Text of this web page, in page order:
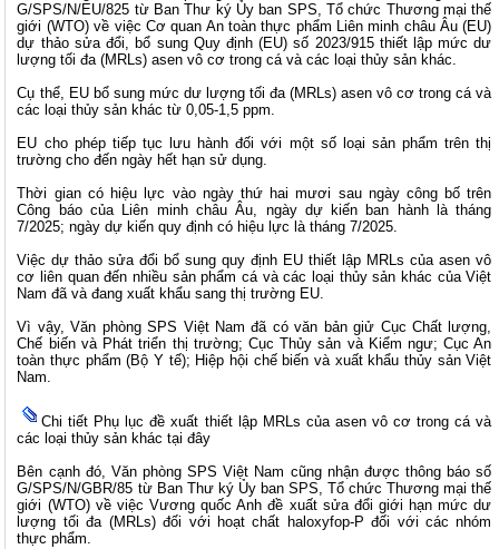
G/SPS/N/EU/825 từ Ban Thư ký Ủy ban SPS, Tổ chức Thương mại thế
giới (WTO) về việc Cơ quan An toàn thực phẩm Liên minh châu Âu (EU)
dự thảo sửa đổi, bổ sung Quy định (EU) số 2023/915 thiết lập mức dư
lượng tối đa (MRLs) asen vô cơ trong cá và các loại thủy sản khác.
Cụ thể, EU bổ sung mức dư lượng tối đa (MRLs) asen vô cơ trong cá và
các loại thủy sản khác từ 0,05-1,5 ppm.
EU cho phép tiếp tục lưu hành đối với một số loại sản phẩm trên thị
trường cho đến ngày hết hạn sử dụng.
Thời gian có hiệu lực vào ngày thứ hai mươi sau ngày công bố trên
Công báo của Liên minh châu Âu, ngày dự kiến ban hành là tháng
7/2025; ngày dự kiến quy định có hiệu lực là tháng 7/2025.
Việc dự thảo sửa đổi bổ sung quy định EU thiết lập MRLs của asen vô
cơ liên quan đến nhiều sản phẩm cá và các loại thủy sản khác của Việt
Nam đã và đang xuất khẩu sang thị trường EU.
Vì vậy, Văn phòng SPS Việt Nam đã có văn bản giử Cục Chất lượng,
Chế biến và Phát triển thị trường; Cục Thủy sản và Kiểm ngư; Cục An
toàn thực phẩm (Bộ Y tế); Hiệp hội chế biến và xuất khẩu thủy sản Việt
Nam.
Chi tiết Phụ lục đề xuất thiết lập MRLs của asen vô cơ trong cá và
các loại thủy sản khác tại đây
Bên cạnh đó, Văn phòng SPS Việt Nam cũng nhận được thông báo số
G/SPS/N/GBR/85 từ Ban Thư ký Ủy ban SPS, Tổ chức Thương mại thế
giới (WTO) về việc Vương quốc Anh đề xuất sửa đổi giới hạn mức dư
lượng tối đa (MRLs) đối với hoạt chất haloxyfop-P đối với các nhóm
thực phẩm.